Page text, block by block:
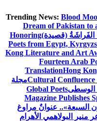
Trending News: Blood
Dream of Pakistan to
الفَراشَةُ (قصيدة)Honoring
Poets from Egypt,
Kong Literature and Art
Fourteen Arab
TranslationHong
Cultural Confluenceمجلة
الوسطىGlobal Poets
Magazine Publishes
السبعة».. عنوانٌ مراوغ
منير البولاهمي الأهرام